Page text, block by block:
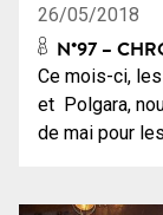
26/05/2018
N°97 –
Ce mois-ci,
et Polgara,
de mai pour